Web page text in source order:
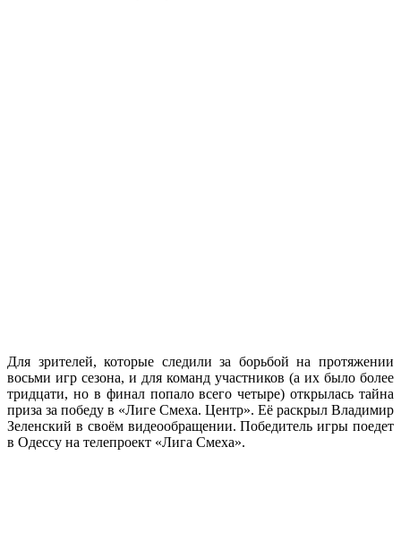
Для зрителей, которые следили за борьбой на протяжении
восьми игр сезона, и для команд участников (а их было более
тридцати, но в финал попало всего четыре) открылась тайна
приза за победу в «Лиге Смеха. Центр». Её раскрыл Владимир
Зеленский в своём видеообращении. Победитель игры поедет
в Одессу на телепроект «Лига Смеха».